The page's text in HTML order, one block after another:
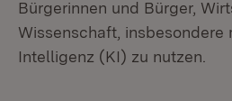
Bürgerinnen und Bürger,
Wissenschaft, insbesondere
Intelligenz (KI) zu nutzen.